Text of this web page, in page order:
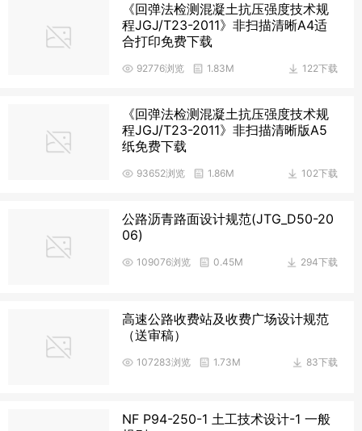
《回弹法检测混凝土抗压强度技术规
程JGJ/T23-2011》非扫描清晰A4适
合打印免费下载
122下载
92776浏览 1.83M
《回弹法检测混凝土抗压强度技术规
程JGJ/T23-2011》非扫描清晰版A5
纸免费下载
102下载
93652浏览 1.86M
公路沥青路面设计规范(JTG_D50-20
06)
294下载
109076浏览 0.45M
高速公路收费站及收费广场设计规范
（送审稿）
83下载
107283浏览 1.73M
NF P94-250-1 土工技术设计-1 一般